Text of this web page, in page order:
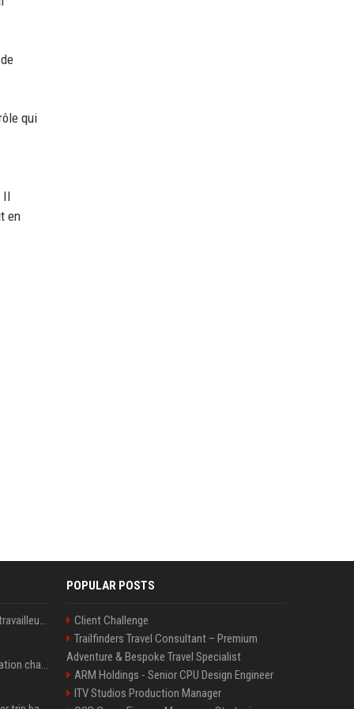
qui
Il
en
Le témoignage de deux travailleuses du sexe sur les dernières heures de Liam Payne a été dévoilé
P. Diddy: Sa date de libération change encore après une bagarre
POPULAR POSTS
Client Challenge
Trailfinders Travel Consultant – Premium
Adventure & Bespoke Travel Specialist
ARM Holdings - Senior CPU Design Engineer
ITV Studios Production Manager